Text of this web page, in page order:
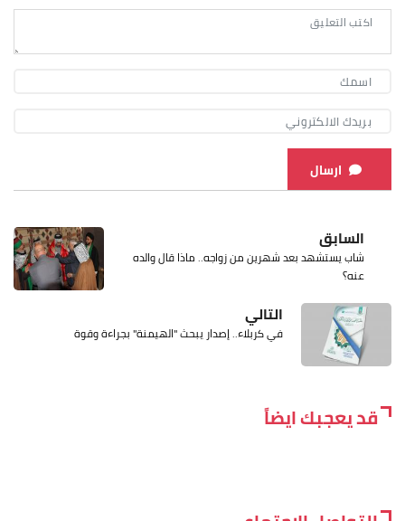
ارسال
السابق
شاب يستشهد بعد شهرين من زواجه.. ماذا قال والده
عنه؟
التالي
في كربلاء.. إصدار يبحث "الهيمنة" بجراءة وقوة
قد يعجبك ايضاً